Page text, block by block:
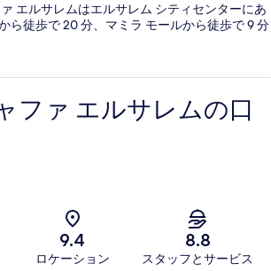
エルサレムはエルサレム シティセンターにあ
ら徒歩で 20 分、マミラ モールから徒歩で 9 分
ファ エルサレムの口
9.4
ロケーション
8.8
スタッフとサービス